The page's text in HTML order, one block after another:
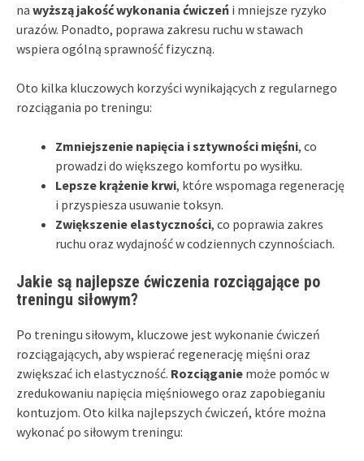
na wyższą jakość wykonania ćwiczeń i mniejsze ryzyko
urazów. Ponadto, poprawa zakresu ruchu w stawach
wspiera ogólną sprawność fizyczną.
Oto kilka kluczowych korzyści wynikających z regularnego
rozciągania po treningu:
Zmniejszenie napięcia i sztywności mięśni, co
prowadzi do większego komfortu po wysiłku.
Lepsze krążenie krwi, które wspomaga regenerację
i przyspiesza usuwanie toksyn.
Zwiększenie elastyczności, co poprawia zakres
ruchu oraz wydajność w codziennych czynnościach.
Jakie są najlepsze ćwiczenia rozciągające po
treningu siłowym?
Po treningu siłowym, kluczowe jest wykonanie ćwiczeń
rozciągających, aby wspierać regenerację mięśni oraz
zwiększać ich elastyczność. Rozciąganie może pomóc w
zredukowaniu napięcia mięśniowego oraz zapobieganiu
kontuzjom. Oto kilka najlepszych ćwiczeń, które można
wykonać po siłowym treningu: